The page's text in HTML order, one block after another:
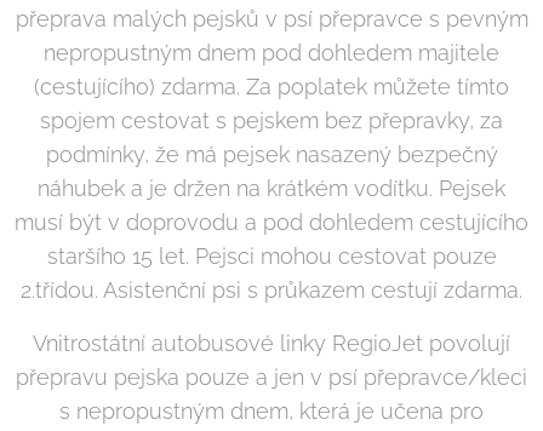
přeprava malých pejsků v psí přepravce s pevným
nepropustným dnem pod dohledem majitele
(cestujícího) zdarma. Za poplatek můžete tímto
spojem cestovat s pejskem bez přepravky, za
podmínky, že má pejsek nasazený bezpečný
náhubek a je držen na krátkém vodítku. Pejsek
musí být v doprovodu a pod dohledem cestujícího
staršího 15 let. Pejsci mohou cestovat pouze
2.třídou. Asistenční psi s průkazem cestují zdarma.
Vnitrostátní autobusové linky RegioJet povolují
přepravu pejska pouze a jen v psí přepravce/kleci
s nepropustným dnem, která je učena pro